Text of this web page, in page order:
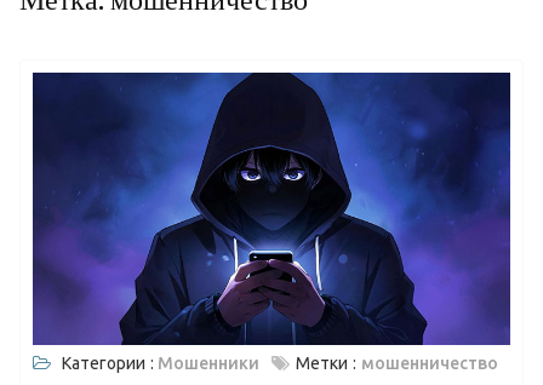
Категории : Мошенники Метки : мошенничество